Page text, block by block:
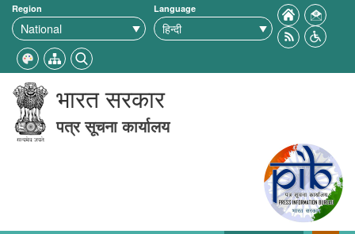
Region Language
भारत सरकार
पत्र सूचना कार्यालय